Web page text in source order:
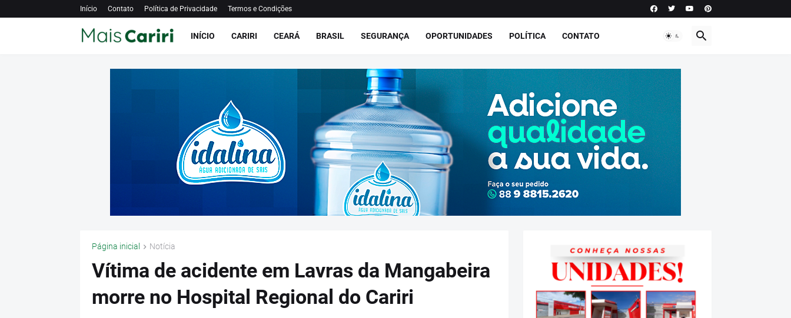
Início Contato Política de Privacidade Termos e Condições
INÍCIO CARIRI CEARÁ BRASIL SEGURANÇA OPORTUNIDADES POLÍTICA CONTATO
Página inicial Notícia
Vítima de acidente em Lavras da Mangabeira
morre no Hospital Regional do Cariri